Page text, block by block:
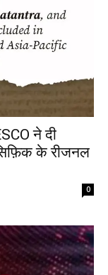
ने दी
के रीजनल
0